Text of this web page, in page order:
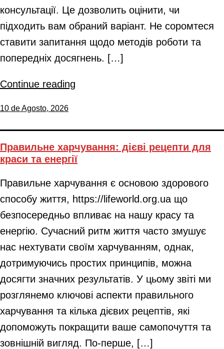
консультації. Це дозволить оцінити, чи
підходить вам обраний варіант. Не соромтеся
ставити запитання щодо методів роботи та
попередніх досягнень. […]
Continue reading
10 de Agosto, 2026
Правильне харчування: дієві рецепти для
краси та енергії
Правильне харчування є основою здорового
способу життя, https://lifeworld.org.ua що
безпосередньо впливає на нашу красу та
енергію. Сучасний ритм життя часто змушує
нас нехтувати своїм харчуванням, однак,
дотримуючись простих принципів, можна
досягти значних результатів. У цьому звіті ми
розглянемо ключові аспекти правильного
харчування та кілька дієвих рецептів, які
допоможуть покращити ваше самопочуття та
зовнішній вигляд. По-перше, […]